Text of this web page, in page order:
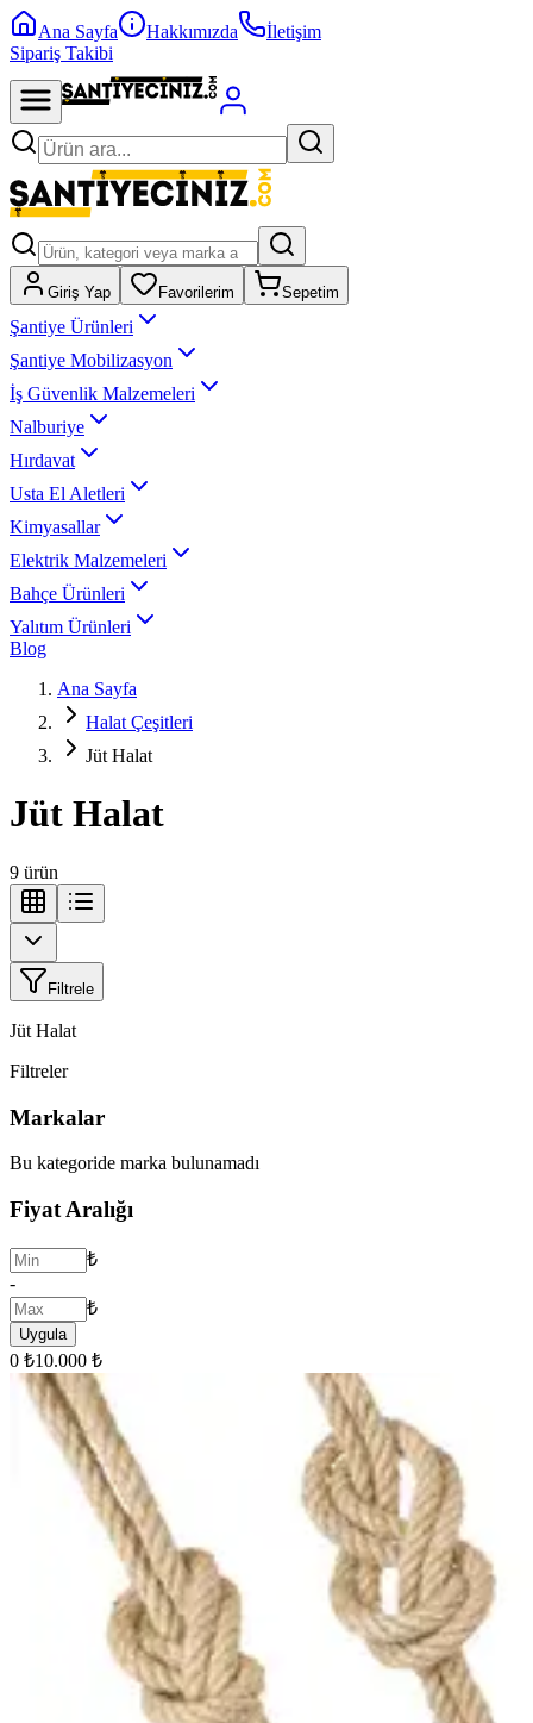
Ana Sayfa Hakkımızda
İletişim
Sipariş Takibi
Giriş Yap Favorilerim Sepetim
Şantiye Ürünleri
Şantiye Mobilizasyon
İş Güvenlik Malzemeleri
Nalburiye
Hırdavat
Usta El Aletleri
Kimyasallar
Elektrik Malzemeleri
Bahçe Ürünleri
Yalıtım Ürünleri
Blog
Ana Sayfa
Halat Çeşitleri
Jüt Halat
Jüt Halat
9 ürün
Filtrele
Jüt Halat
Filtreler
Markalar
Bu kategoride marka bulunamadı
Fiyat Aralığı
₺
-
₺
Uygula
0 ₺10.000 ₺